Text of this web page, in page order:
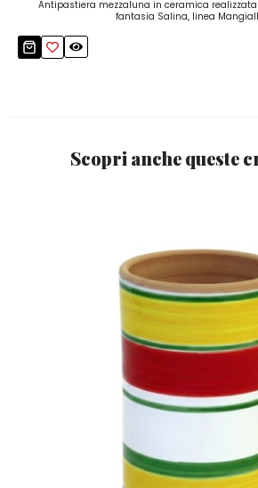
Antipastiera mezzaluna in ceramica
fantasia Salina, linea
Scopri anche queste